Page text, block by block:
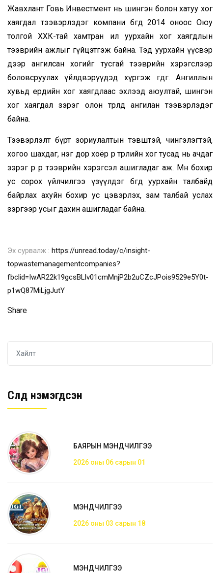
Жавхлант Говь Инвестмент нь шингэн болон хатуу хог
хаягдал тээвэрлэдэг компани бөгөөд 2014 оноос Оюу
толгой ХХК-тай хамтран ил уурхайн хог хаягдлын
тээврийн ажлыг гүйцэтгэж байна. Тэд уурхайн үүсвэр
дээр ангилсан хогийг тусгай тээврийн хэрэгслээр
боловсруулах үйлдвэрүүдэд хүргэж өгдөг. Ангиллын
хувьд ердийн хог хаягдлаас эхлээд аюултай, шингэн
хог хаягдал зэрэг олон төрөлд ангилан тээвэрлэдэг
байна.
Тээвэрлэлт бүрт зориулалтын тэвштэй, чингэлэгтэй,
хогоо шахдаг, нэг дор хоёр өөр төрлийн хог тусад нь ачдаг
зэрэг өөр өөр тээврийн хэрэгсэл ашигладаг аж. Мөн бохир
ус сорох үйлчилгээ үзүүлдэг бөгөөд уурхайн талбайд
байрлах ахуйн бохир ус цэвэрлэх, зам талбай услах
зэргээр усыг дахин ашигладаг байна.
Эх сурвалж : https://unread.today/c/insight-
topwastemanagementcompanies?
fbclid=IwAR22k19gcsBLlv01cmMnjP2b2uCZcJPois9529e5Y0t-
p1wQ87MiLjgJutY
Share
Сүүлд нэмэгдсэн
БАЯРЫН МЭНДЧИЛГЭЭ
2026 оны 06 сарын 01
МЭНДЧИЛГЭЭ
2026 оны 03 сарын 18
МЭНДЧИЛГЭЭ